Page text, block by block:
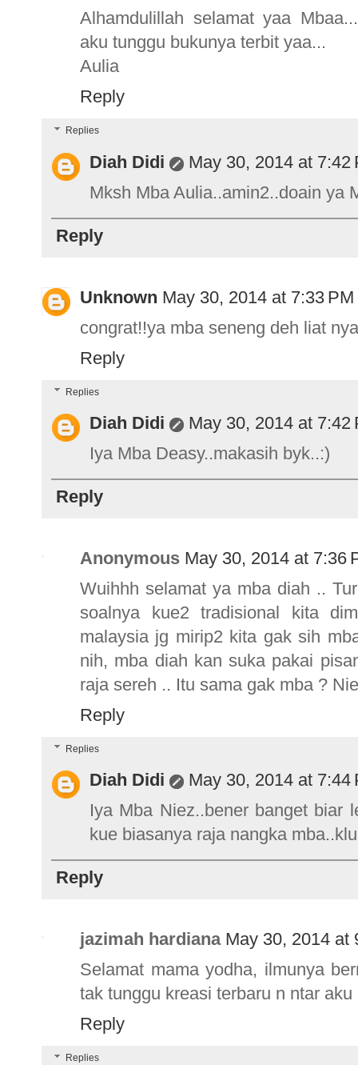
Alhamdulillah selamat yaa
aku tunggu bukunya terbit yaa...
Aulia
Reply
Replies
Diah Didi
May 30, 2014 at 7:42
Mksh Mba Aulia..amin2..doain ya
Reply
Unknown May 30, 2014 at 7:33 PM
congrat!!ya mba seneng deh liat
Reply
Replies
Diah Didi
May 30, 2014 at 7:42
Iya Mba Deasy..makasih byk..:)
Reply
Anonymous May 30, 2014 at 7:36
Wuihhh selamat ya mba diah ..
soalnya kue2 tradisional kita
malaysia jg mirip2 kita gak sih
nih, mba diah kan suka pakai
raja sereh .. Itu sama gak mba ?
Reply
Replies
Diah Didi
May 30, 2014 at 7:44
Iya Mba Niez..bener banget biar
kue biasanya raja nangka
Reply
jazimah hardiana May 30, 2014 at
Selamat mama yodha, ilmunya
tak tunggu kreasi terbaru n ntar
Reply
Replies